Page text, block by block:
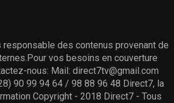
responsable des contenus provenant de
vos besoins en couverture
nous: Mail: direct7tv@gmail.com
90 99 94 64 / 98 88 96 48 Direct7, la
Copyright - 2018 Direct7 - Tous